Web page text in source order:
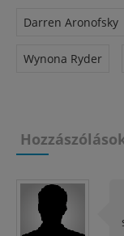
Darren Aronofsky
Wynona Ryder